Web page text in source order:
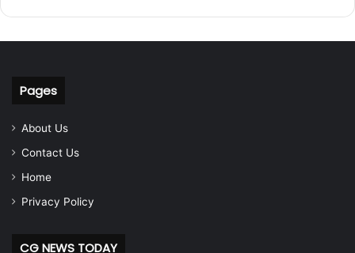
Pages
About Us
Contact Us
Home
Privacy Policy
CG NEWS TODAY